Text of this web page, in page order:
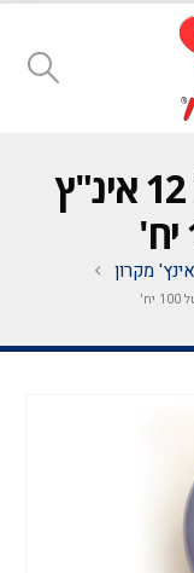
בלון גומי מקרון כחול 12 אינ"ץ